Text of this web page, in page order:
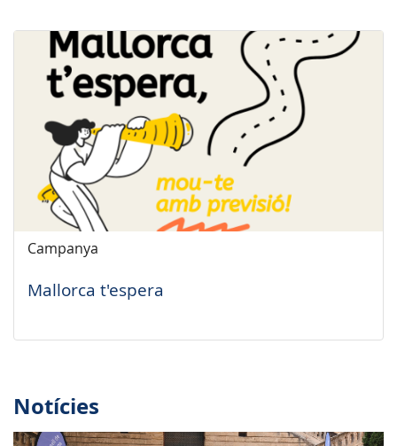
Campanya
Mallorca t'espera
Notícies